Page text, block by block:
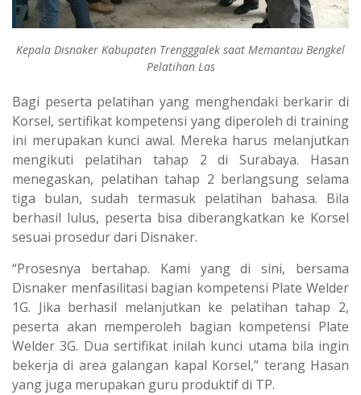
Kepala Disnaker Kabupaten Trengggalek saat Memantau Bengkel
Pelatihan Las
Bagi peserta pelatihan yang menghendaki berkarir di
Korsel, sertifikat kompetensi yang diperoleh di training
ini merupakan kunci awal. Mereka harus melanjutkan
mengikuti pelatihan tahap 2 di Surabaya. Hasan
menegaskan, pelatihan tahap 2 berlangsung selama
tiga bulan, sudah termasuk pelatihan bahasa. Bila
berhasil lulus, peserta bisa diberangkatkan ke Korsel
sesuai prosedur dari Disnaker.
“Prosesnya bertahap. Kami yang di sini, bersama
Disnaker menfasilitasi bagian kompetensi Plate Welder
1G. Jika berhasil melanjutkan ke pelatihan tahap 2,
peserta akan memperoleh bagian kompetensi Plate
Welder 3G. Dua sertifikat inilah kunci utama bila ingin
bekerja di area galangan kapal Korsel,” terang Hasan
yang juga merupakan guru produktif di TP.